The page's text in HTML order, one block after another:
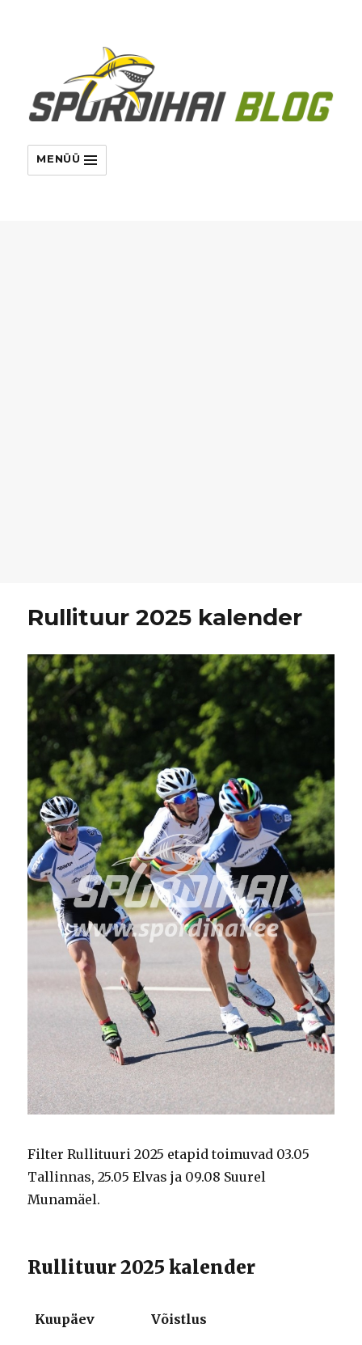
MENÜÜ
Rullituur 2025 kalender
Filter Rullituuri 2025 etapid toimuvad 03.05
Tallinnas, 25.05 Elvas ja 09.08 Suurel
Munamäel.
Rullituur 2025 kalender
Kuupäev Võistlus